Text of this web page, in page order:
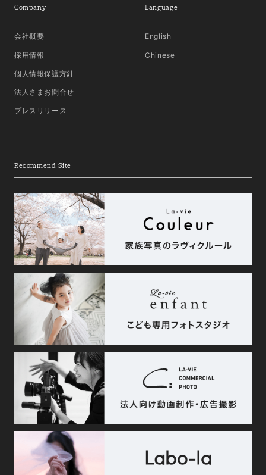
Company
会社概要
採用情報
個人情報保護方針
法人さまお問合せ
プレスリリース
Language
English
Chinese
Recommend Site